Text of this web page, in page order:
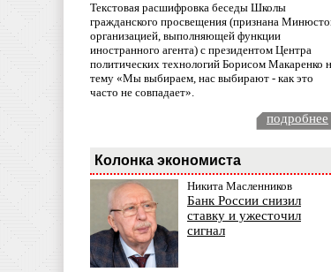
Текстовая расшифровка беседы Школы
гражданского просвещения (признана
организацией, выполняющей функции
иностранного агента) с президентом Центра
политических технологий Борисом Макаренко
тему «Мы выбираем, нас выбирают - как это
часто не совпадает».
подробнее
Колонка экономиста
Никита Масленников
Банк России снизил
ставку и ужесточил
сигнал